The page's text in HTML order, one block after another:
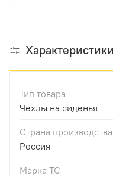
Характеристики
Тип товара
Чехлы на сиденья
Страна производства
Россия
Марка ТС